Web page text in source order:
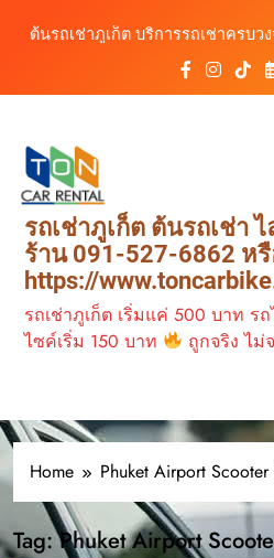
ต้นรถเช่าภูเก็ต บริการรถเช่าครบว
เช่ารถมอเตอร์ไซค์ภูเก็ต กับต้นรถเช่
สะดวก ราคาประหยัด เริ่มต้นเพียง
เลือกหลากหลาย พร้อมบริการ 24 ชั่
วิเคราะห์ตลาดรถเช่าภูเก็ต 3 เดือนข้
สิงหาคม–ตุลาคม 2569
ต้นรถเช่าภูเก็ต บริการรถเช่าครบว
เดินทางสะดวกทุกเส้นทาง
เช่ารถมอเตอร์ไซค์ภูเก็ต กับต้นรถเ
สะดวก ราคาประหยัด เริ่มต้นเพียง
รถเช่าภูเก็ต ต้นรถเช่า
ร้าน 091-527-6862 หรื
https://
รถเช่าภูเก็ต เริ่มแค่ 500 บาท ร
ไซค์เริ่ม 150 บาท
ถูกจริง ไ
Home Phuket Airport Scooter
Tag:Phuket Airport